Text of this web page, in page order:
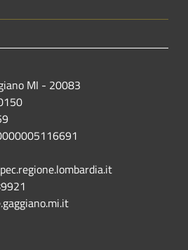
MI - 20083